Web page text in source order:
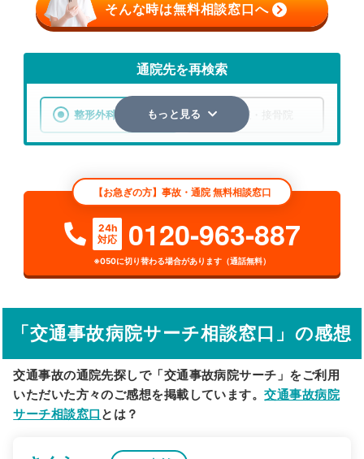
そんな時は無料相談窓口へ
通院先を再検索
整形外科 整骨院・接骨院
検索する
詳細条件で絞り込む
その他の検索方法
駅から探す 院名から探す
もっと見る
【お急ぎの方】事故・通院 無料相談窓口
24h
対応
0120-963-887
※050に切り替わる場合があります（通話無料）
「交通事故病院サーチ相談窓口」の感想
交通事故の通院先探しで「交通事故病院サーチ」をご利用
いただいた方々のご感想を掲載しています。交通事故病院
サーチ相談窓口 とは？